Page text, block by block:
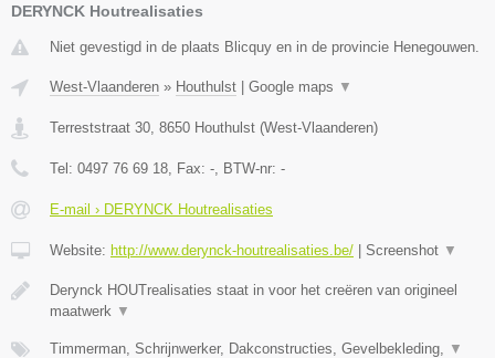
DERYNCK Houtrealisaties
Niet gevestigd in de plaats Blicquy en in de provincie Henegouwen.
West-Vlaanderen » Houthulst Google maps ▼
Terreststraat 30 8650 Houthulst (West-Vlaanderen)
Tel: 0497 76 69 18 , Fax: - , BTW-nr: -
E-mail › DERYNCK Houtrealisaties
Website: http://www.derynck-houtrealisaties.be/ Screenshot ▼
Derynck HOUTrealisaties staat in voor het creëren van origineel
maatwerk ▼
Timmerman, Schrijnwerker, Dakconstructies, Gevelbekleding, ▼